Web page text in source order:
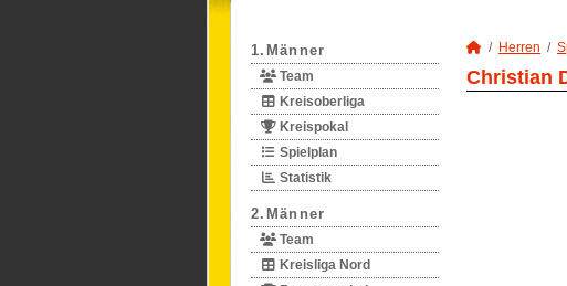
1.Männer
Team
Kreisoberliga
Kreispokal
Spielplan
Statistik
2.Männer
Team
Kreisliga Nord
Herren
Christian